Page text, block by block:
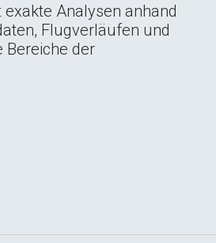
Analysen anhand
Flugverläufen und
Bereiche der